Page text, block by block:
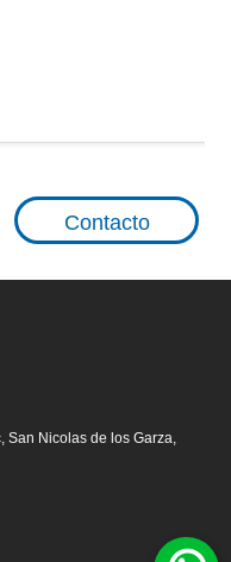
Contacto
San Nicolas de los Garza,